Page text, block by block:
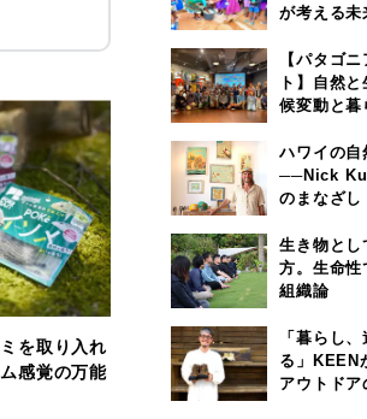
を取り入れ
感覚の万能
が考える未
【パタゴ
ト】自然
候変動と暮
ハワイの自
──Nick
のまなざし
生き物とし
方。生命性
組織論
「暮らし
る」KEEN
アウトドア